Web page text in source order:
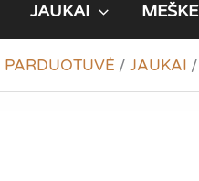
JAUKAI
PARDUOTUVĖ / JAUKAI /